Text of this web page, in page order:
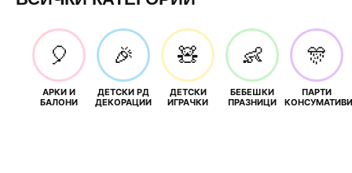
🎈
АРКИ И
БАЛОНИ
🎉
ДЕТСКИ РД
ДЕКОРАЦИИ
🧸
ДЕТСКИ
ИГРАЧКИ
👶
БЕБЕШКИ
ПРАЗНИЦИ
🎊
ПАРТИ
КОНСУМАТИВИ